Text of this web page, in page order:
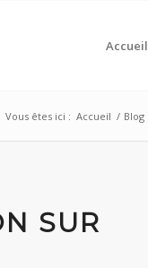
Accueil
Vous êtes ici : Accueil / Blog
SUR